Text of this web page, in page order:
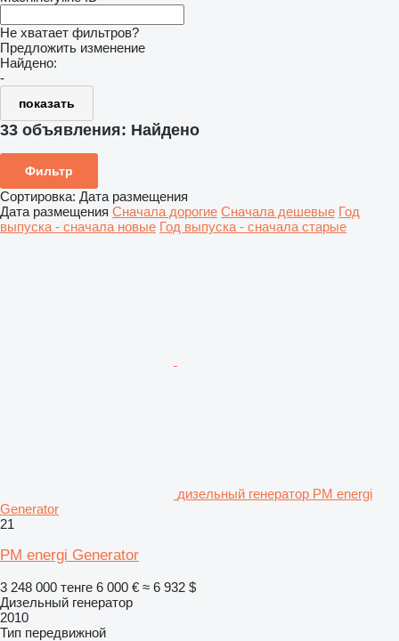
Не хватает фильтров?
Предложить изменение
Найдено:
-
показать
33 объявления: Найдено
Фильтр
Сортировка: Дата размещения
Дата размещения Сначала дорогие Сначала дешевые Год
выпуска - сначала новые Год выпуска - сначала старые
дизельный генератор PM energi
Generator
21
PM energi Generator
3 248 000 тенге 6 000 € ≈ 6 932 $
Дизельный генератор
2010
Тип передвижной